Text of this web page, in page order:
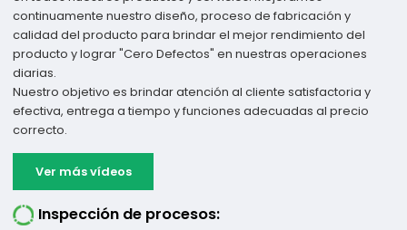
continuamente nuestro diseño, proceso de fabricación y
calidad del producto para brindar el mejor rendimiento del
producto y lograr "Cero Defectos" en nuestras operaciones
diarias.
Nuestro objetivo es brindar atención al cliente satisfactoria y
efectiva, entrega a tiempo y funciones adecuadas al precio
correcto.
Ver más vídeos
Inspección de procesos: